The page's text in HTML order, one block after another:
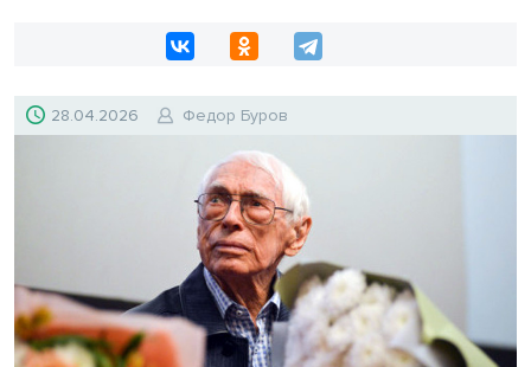
28.04.2026 Федор Буров